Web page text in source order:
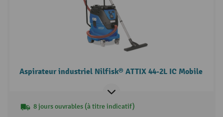
Aspirateur industriel Nilfisk® ATTIX 44-2L IC Mobile
8 jours ouvrables (à titre indicatif)